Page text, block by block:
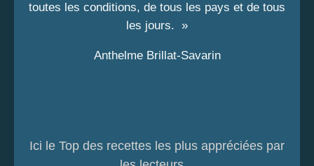
toutes les conditions, de tous les pays et de tous
les jours. »
Anthelme Brillat-Savarin
Ici le Top des recettes les plus appréciées par